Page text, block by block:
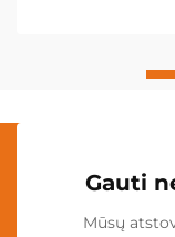
Gauti
Mūsų